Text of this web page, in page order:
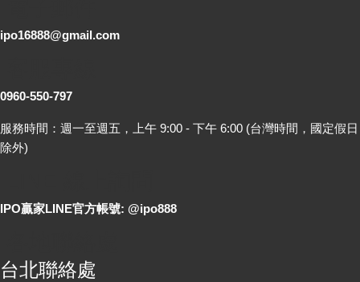
ipo16888@gmail.com
0960-550-797
服務時間：週一至週五，上午 9:00 - 下午 6:00 (台灣時間，國定假日
除外)
IPO贏家LINE官方帳號: @ipo888
台北聯絡處